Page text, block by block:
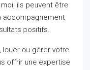
ils peuvent être
accompagnement
positifs.
louer ou gérer votre
offrir une expertise